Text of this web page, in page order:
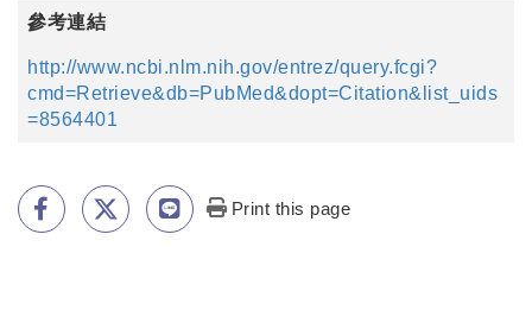
參考連結
http://www.ncbi.nlm.nih.gov/entrez/query.fcgi?
cmd=Retrieve&db=PubMed&dopt=Citation&list_uids
=8564401
Print this page